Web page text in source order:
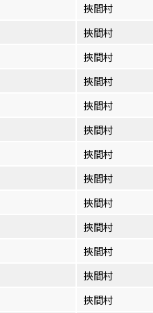
挾間村
挾間村
挾間村
挾間村
挾間村
挾間村
挾間村
挾間村
挾間村
挾間村
挾間村
挾間村
挾間村